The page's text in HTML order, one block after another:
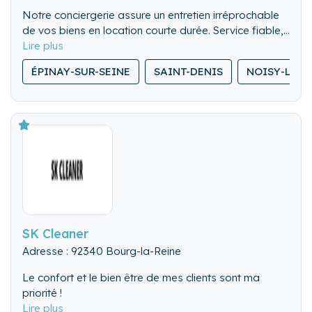
Notre conciergerie assure un entretien irréprochable
de vos biens en location courte durée. Service fiable,
flexible et discret, pour valoriser chaque séjour.
ÉPINAY-SUR-SEINE
SAINT-DENIS NOISY-LE-
SK Cleaner
Adresse : 92340 Bourg-la-Reine
Le confort et le bien être de mes clients sont ma
priorité !